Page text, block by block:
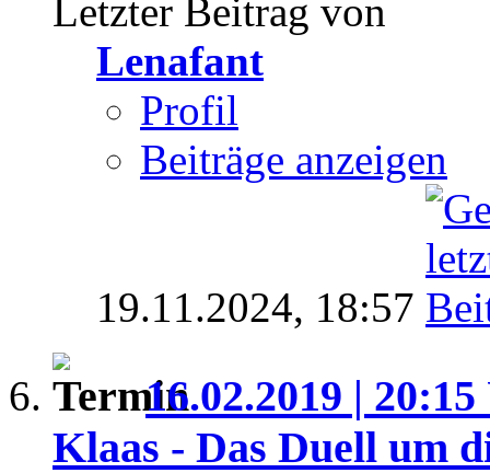
Letzter Beitrag von
Lenafant
Profil
Beiträge anzeigen
19.11.2024, 18:57
16.02.2019 |
Klaas - Das Duell um